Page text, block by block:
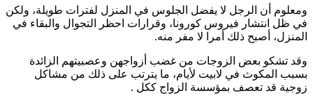
ومعلوم أن الرجل لا يفضل الجلوس في المنزل لفترات طويلة، ولكن
في ظل انتشار فيروس كورونا، وقرارات احظر التجوال والبقاء في
المنزل، أصبح ذلك أمرا لا مفر منه.
وقد تشكو بعض الزوجات من غضب أزواجهن وعصبيتهم الزائدة
بسبب المكوث في لابيت لأيام، ما يترتب على ذلك من مشاكل
زوجية قد تعصف بمؤسسة الزواج ككل .